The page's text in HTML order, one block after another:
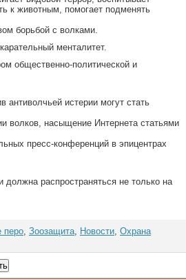
к животным, помогает подменять
борьбой с волками.
менталитет.
общественно-политической и
истерии могут стать
волков, насыщение Интернета статьями
пресс-конференций в эпицентрах
должна распространяться не только на
перо, Зоозащита, Новости, Охрана